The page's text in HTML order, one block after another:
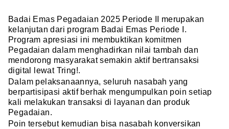
Badai Emas Pegadaian 2025 Periode II merupakan
kelanjutan dari program Badai Emas Periode I.
Program apresiasi ini membuktikan komitmen
Pegadaian dalam menghadirkan nilai tambah dan
mendorong masyarakat semakin aktif bertransaksi
digital lewat Tring!.
Dalam pelaksanaannya, seluruh nasabah yang
berpartisipasi aktif berhak mengumpulkan poin setiap
kali melakukan transaksi di layanan dan produk
Pegadaian.
Poin tersebut kemudian bisa nasabah konversikan